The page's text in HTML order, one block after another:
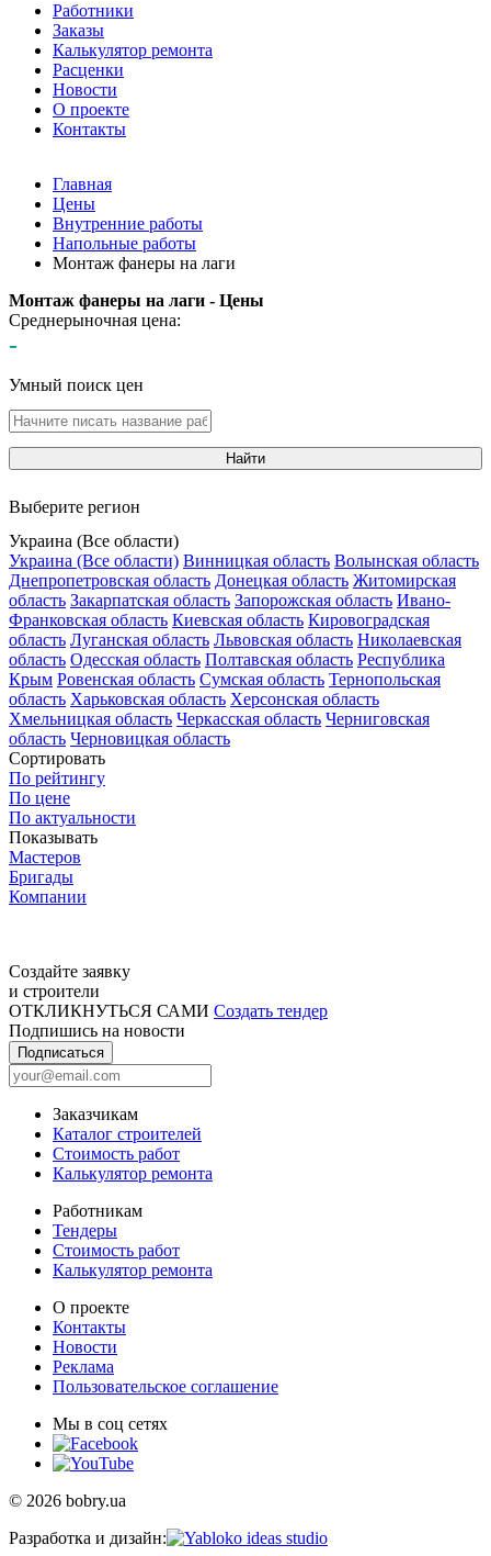
Работники
Заказы
Калькулятор ремонта
Расценки
Новости
О проекте
Контакты
Главная
Цены
Внутренние работы
Напольные работы
Монтаж фанеры на лаги
Монтаж фанеры на лаги - Цены
Среднерыночная цена:
-
Умный поиск цен
Найти
Выберите регион
Украина (Все области)
Украина (Все области) Винницкая область Волынская область
Днепропетровская область Донецкая область Житомирская
область Закарпатская область Запорожская область Ивано-
Франковская область Киевская область Кировоградская
область Луганская область Львовская область Николаевская
область Одесская область Полтавская область Республика
Крым Ровенская область Сумская область Тернопольская
область Харьковская область Херсонская область
Хмельницкая область Черкасская область Черниговская
область Черновицкая область
Сортировать
По рейтингу
По цене
По актуальности
Показывать
Мастеров
Бригады
Компании
Создайте заявку
и строители
ОТКЛИКНУТЬСЯ САМИ Создать тендер
Подпишись на новости
Подписаться
Заказчикам
Каталог строителей
Стоимость работ
Калькулятор ремонта
Работникам
Тендеры
Стоимость работ
Калькулятор ремонта
О проекте
Контакты
Новости
Реклама
Пользовательское соглашение
Мы в соц сетях
© 2026 bobry.ua
Разработка и дизайн: